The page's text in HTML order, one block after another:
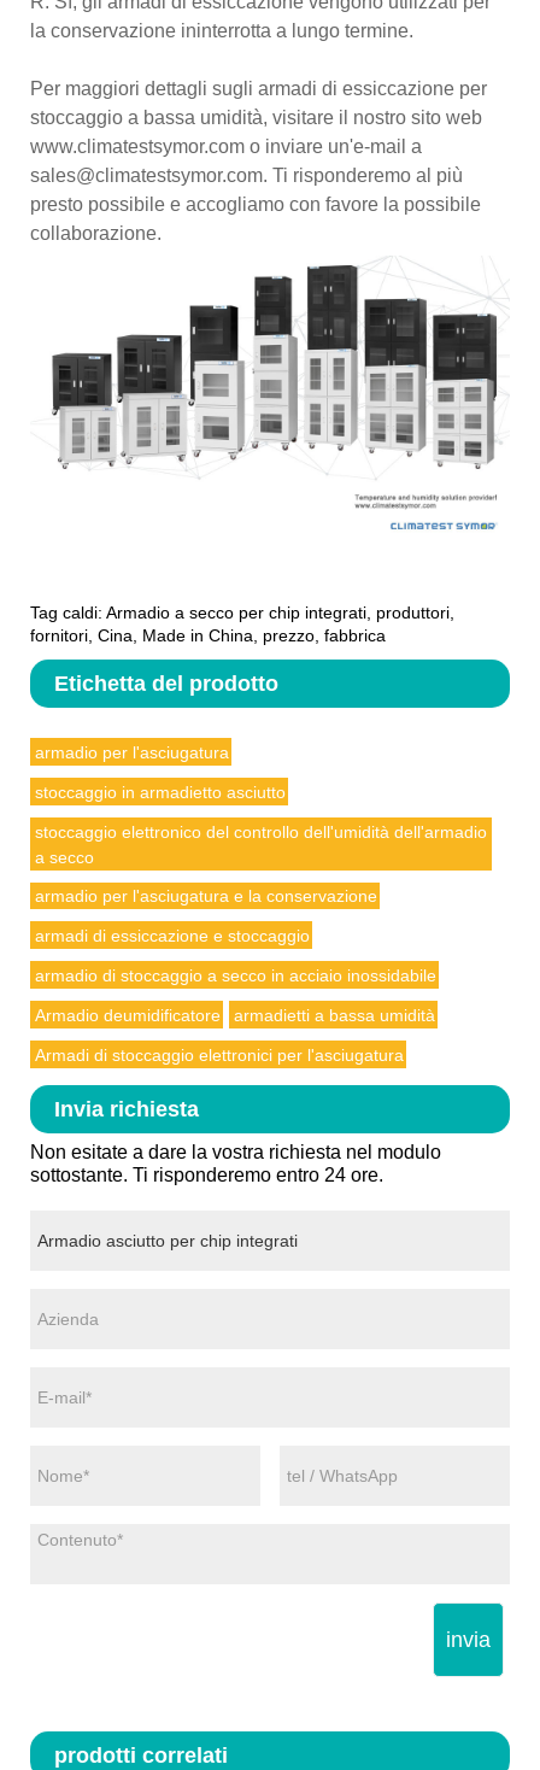
la conservazione ininterrotta a lungo termine.
Per maggiori dettagli sugli armadi di essiccazione per
stoccaggio a bassa umidità, visitare il nostro sito web
www.climatestsymor.com o inviare un'e-mail a
sales@climatestsymor.com. Ti risponderemo al più
presto possibile e accogliamo con favore la possibile
collaborazione.
Tag caldi: Armadio a secco per chip integrati, produttori,
fornitori, Cina, Made in China, prezzo, fabbrica
Etichetta del prodotto
armadio per l'asciugatura
stoccaggio in armadietto asciutto
stoccaggio elettronico del controllo dell'umidità dell'armadio
a secco
armadio per l'asciugatura e la conservazione
armadi di essiccazione e stoccaggio
armadio di stoccaggio a secco in acciaio inossidabile
Armadio deumidificatore armadietti a bassa umidità
Armadi di stoccaggio elettronici per l'asciugatura
Invia richiesta
Non esitate a dare la vostra richiesta nel modulo
sottostante. Ti risponderemo entro 24 ore.
invia
prodotti correlati